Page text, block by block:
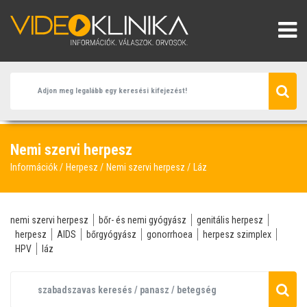
Nemi szervi herpesz
Információk Herpesz Nemi szervi herpesz Láz
nemi szervi herpesz bőr- és nemi gyógyász
genitális herpesz
herpesz
AIDS bőrgyógyász gonorrhoea
herpesz szimplex
HPV
láz